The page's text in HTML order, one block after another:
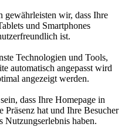
gewährleisten wir, dass Ihre
und Smartphones
ist.
Technologien und Tools,
automatisch angepasst wird
angezeigt werden.
dass Ihre Homepage in
Präsenz hat und Ihre Besucher
Nutzungserlebnis haben.